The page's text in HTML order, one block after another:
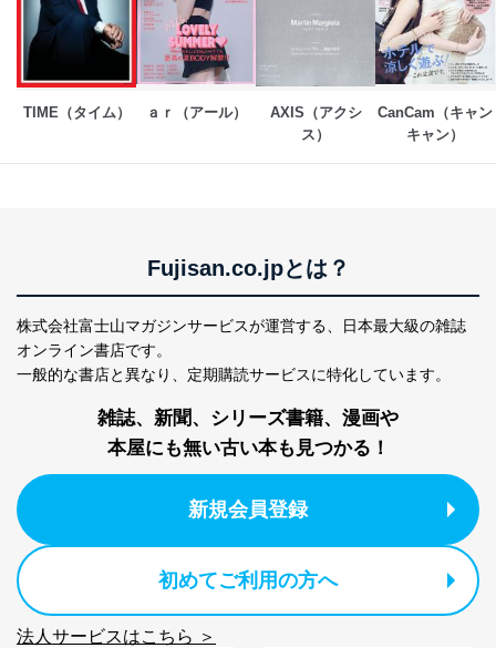
TIME（タイム） ａｒ（アール）
AXIS（アクシ
ス）
CanCam（キャン
キャン）
Fujisan.co.jpとは？
株式会社富士山マガジンサービスが運営する、
日本最大級の雑誌
オンライン書店です。
一般的な書店と異なり、 定期購読サービスに特化しています。
雑誌、新聞、シリーズ書籍、漫画や
本屋にも無い古い本も見つかる！
新規会員登録
初めてご利用の方へ
法人サービスはこちら ＞